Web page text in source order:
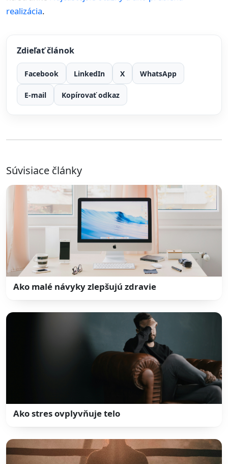
realizácia.
Zdieľať článok
Facebook LinkedIn X WhatsApp
E-mail Kopírovať odkaz
Súvisiace články
Ako malé návyky zlepšujú zdravie
Ako stres ovplyvňuje telo